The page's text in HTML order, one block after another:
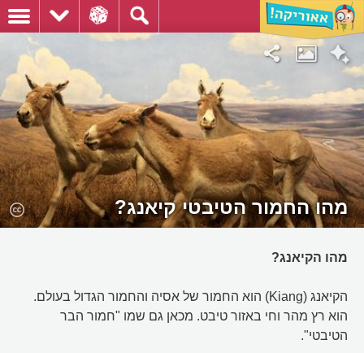
מהו החמור הטיבטי קיאנג?
מהו הקיאנג?
הקיאנג (Kiang) הוא החמור של אסיה והחמור הגדול בעולם.
הוא רץ מהר וחי באזור טיבט. מכאן גם שמו "חמור הבר
הטיבטי".